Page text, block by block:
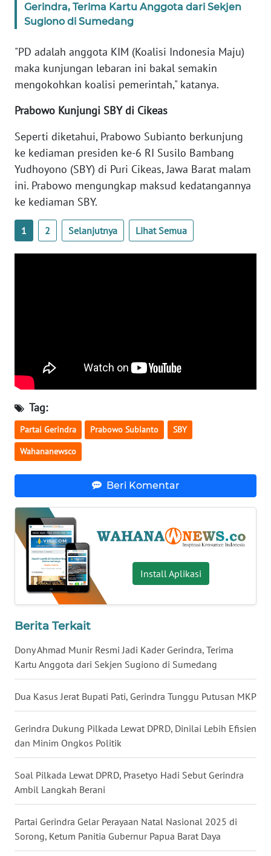
Gerindra, Terima Kartu Anggota dari Sekjen
Sugiono di Sumedang
"PD adalah anggota KIM (Koalisi Indonesia Maju)
maka kunjungan lebaran ini bakal semakin
mengokohkan koalisi pemerintah," katanya.
Prabowo Kunjungi SBY di Cikeas
Seperti diketahui, Prabowo Subianto berkunjung
ke kediaman presiden ke-6 RI Susilo Bambang
Yudhoyono (SBY) di Puri Cikeas, Jawa Barat malam
ini. Prabowo mengungkap maksud kedatangannya
ke kediaman SBY.
1 2 Selanjutnya Lihat Semua
Tag:
Partai Gerindra Prabowo Subianto SBY
Wahananewsco
Beri Komentar
Install Aplikasi
Berita Terkait
Dony Ahmad Munir Resmi Jadi Kader Gerindra, Terima
Kartu Anggota dari Sekjen Sugiono di Sumedang
Dua Kasus Jerat Bupati Pati, Gerindra Tunggu Putusan MKP
Gerindra Dukung Pilkada Lewat DPRD, Dinilai Lebih Efisien
dan Minim Ongkos Politik
Soal Pilkada Lewat DPRD, Prasetyo Hadi Sebut Gerindra
Ambil Langkah Berani
Partai Gerindra Gelar Perayaan Natal Nasional 2025 di
Sorong, Ketum Panitia Gubernur Papua Barat Daya
WN
JABAR
WN
BANTEN
NTT
WN
KEPRI
WN
PAPUA
PAPUA
BARAT
WN
JAMBI
WN
SULTRA
SULTENG
WN
SULBAR
WN
WN
SUMBAR
WN
BENGKULU
WN
LAMPUNG
WN
JATENG